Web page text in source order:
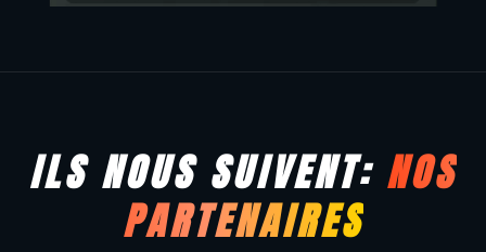
ILS NOUS SUIVENT: NOS
PARTENAIRES